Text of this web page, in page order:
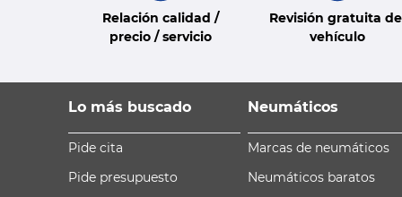
Relación calidad /
precio / servicio
Revisión gratuita
vehículo
Lo más buscado
Pide cita
Pide presupuesto
Neumáticos
Marcas de neumáticos
Neumáticos baratos